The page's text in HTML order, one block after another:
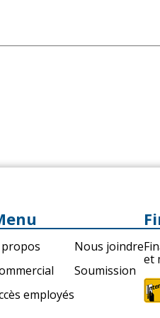
propos
employés
Nous joindre
Soumission
et